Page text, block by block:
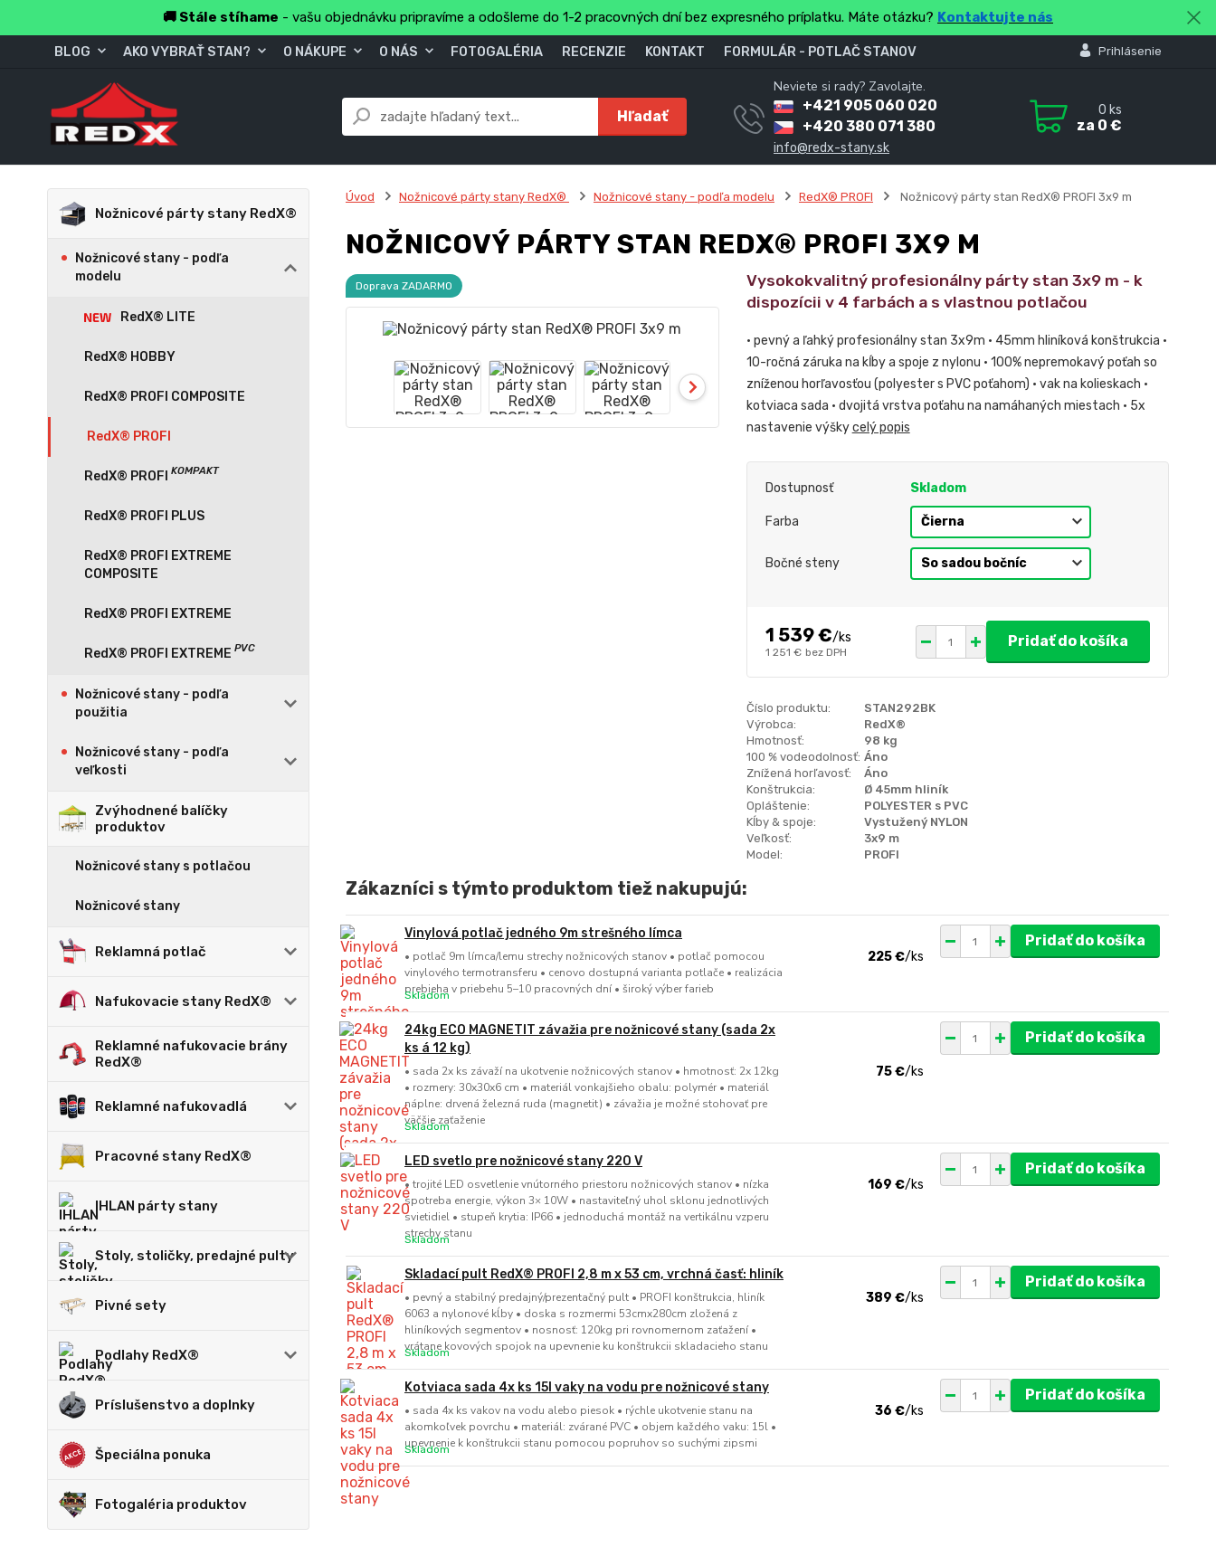
🚚 Stále stíhame - vašu objednávku pripravíme a odošleme do 1-2 pracovných dní bez expresného príplatku. Máte otázku? Kontaktujte nás
BLOG AKO VYBRAŤ STAN? O NÁKUPE O NÁS FOTOGALÉRIA RECENZIE KONTAKT FORMULÁR - POTLAČ STANOV Prihlásenie
Hľadať
Neviete si rady? Zavolajte.
+421 905 060 020
+420 380 071 380
info@redx-stany.sk
0 ks
za 0 €
Nožnicové párty stany RedX®
Nožnicové stany - podľa
modelu
RedX® LITE
RedX® HOBBY
RedX® PROFI COMPOSITE
RedX® PROFI
RedX® PROFI PLUS
RedX® PROFI EXTREME
COMPOSITE
RedX® PROFI EXTREME
Nožnicové stany - podľa
použitia
Nožnicové stany - podľa
veľkosti
Zvýhodnené balíčky
produktov
Nožnicové stany s potlačou
Nožnicové stany
Reklamná potlač
Nafukovacie stany RedX®
Reklamné nafukovacie brány
RedX®
Reklamné nafukovadlá
Pracovné stany RedX®
IHLAN párty stany
Stoly, stoličky, predajné pulty
Pivné sety
Podlahy RedX®
Príslušenstvo a doplnky
Špeciálna ponuka
Fotogaléria produktov
Úvod Nožnicové párty stany RedX® Nožnicové stany - podľa modelu RedX® PROFI Nožnicový párty stan RedX® PROFI 3x9 m
NOŽNICOVÝ PÁRTY STAN REDX® PROFI 3X9 M
Doprava ZADARMO
Vysokokvalitný profesionálny párty stan 3x9 m - k
dispozícii v 4 farbách a s vlastnou potlačou
• pevný a ľahký profesionálny stan 3x9m • 45mm hliníková konštrukcia •
10-ročná záruka na kĺby a spoje z nylonu • 100% nepremokavý poťah so
zníženou horľavosťou (polyester s PVC poťahom) • vak na kolieskach •
kotviaca sada • dvojitá vrstva poťahu na namáhaných miestach • 5x
nastavenie výškycelý popis
Dostupnosť Skladom
Farba
Bočné steny
1 539 €/ks
1 251 € bez DPH
Pridať do košíka
Číslo produktu:
STAN292BK
Výrobca:
RedX®
Hmotnosť:
98 kg
100 % vodeodolnosť: Áno
Znížená horľavosť:
Áno
Konštrukcia:
Ø 45mm hliník
Opláštenie:
POLYESTER s PVC
Kĺby & spoje:
Vystužený NYLON
Veľkosť:
3x9 m
Model:
PROFI
Zákazníci s týmto produktom tiež nakupujú:
Vinylová potlač jedného 9m strešného límca
• potlač 9m límca/lemu strechy nožnicových stanov • potlač pomocou
vinylového termotransferu • cenovo dostupná varianta potlače • realizácia
prebieha v priebehu 5–10 pracovných dní • široký výber farieb
225 €/ks
Skladom
Pridať do košíka
24kg ECO MAGNETIT závažia pre nožnicové stany (sada 2x
ks á 12 kg)
• sada 2x ks závaží na ukotvenie nožnicových stanov • hmotnosť: 2x 12kg
• rozmery: 30x30x6 cm • materiál vonkajšieho obalu: polymér • materiál
náplne: drvená železná ruda (magnetit) • závažia je možné stohovať pre
väčšie zaťaženie
75 €/ks
Skladom
Pridať do košíka
LED svetlo pre nožnicové stany 220 V
• trojité LED osvetlenie vnútorného priestoru nožnicových stanov • nízka
spotreba energie, výkon 3× 10W • nastaviteľný uhol sklonu jednotlivých
svietidiel • stupeň krytia: IP66 • jednoduchá montáž na vertikálnu vzperu
strechy stanu
169 €/ks
Skladom
Pridať do košíka
Skladací pult RedX® PROFI 2,8 m x 53 cm, vrchná časť: hliník
• pevný a stabilný predajný/prezentačný pult • PROFI konštrukcia, hliník
6063 a nylonové kĺby • doska s rozmermi 53cmx280cm zložená z
hliníkových segmentov • nosnosť: 120kg pri rovnomernom zaťažení •
vrátane kovových spojok na upevnenie ku konštrukcii skladacieho stanu
389 €/ks
Skladom
Pridať do košíka
Kotviaca sada 4x ks 15l vaky na vodu pre nožnicové stany
• sada 4x ks vakov na vodu alebo piesok • rýchle ukotvenie stanu na
akomkoľvek povrchu • materiál: zvárané PVC • objem každého vaku: 15l •
upevnenie k konštrukcii stanu pomocou popruhov so suchými zipsmi
36 €/ks
Skladom
Pridať do košíka